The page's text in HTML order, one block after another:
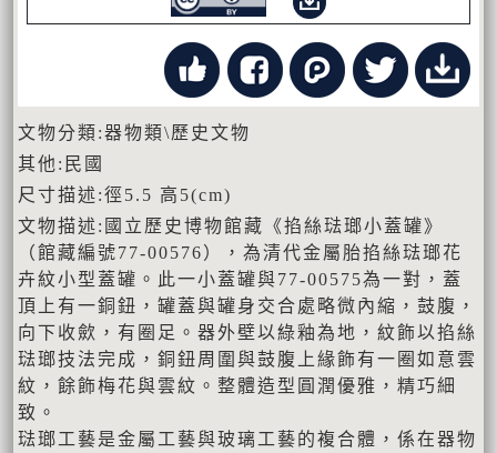
文物分類:器物類\歷史文物
其他:民國
尺寸描述:徑5.5 高5(cm)
文物描述:國立歷史博物館藏《掐絲琺瑯小蓋罐》
（館藏編號77-00576），為清代金屬胎掐絲琺瑯花
卉紋小型蓋罐。此一小蓋罐與77-00575為一對，蓋
頂上有一銅鈕，罐蓋與罐身交合處略微內縮，鼓腹，
向下收歛，有圈足。器外壁以綠釉為地，紋飾以掐絲
琺瑯技法完成，銅鈕周圍與鼓腹上緣飾有一圈如意雲
紋，餘飾梅花與雲紋。整體造型圓潤優雅，精巧細
致。
琺瑯工藝是金屬工藝與玻璃工藝的複合體，係在器物